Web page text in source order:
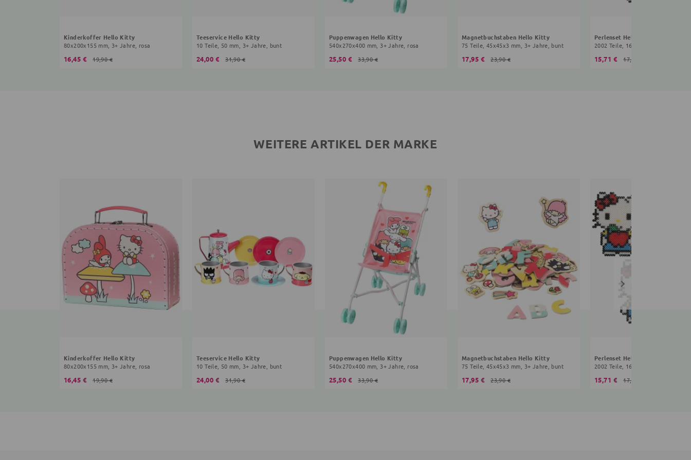
Kinderkoffer Hello Kitty
80x200x155 mm, 3+ Jahre, rosa
16,45 € 19,90 €
Teeservice Hello Kitty
10 Teile, 50 mm, 3+ Jahre, bunt
24,00 € 31,90 €
Puppenwagen Hello Kitty
540x270x400 mm, 3+ Jahre, rosa
25,50 € 33,90 €
Magnetbuchstaben Hello Kitty
75 Teile, 45x45x3 mm, 3+ Jahre, bunt
17,95 € 23,90 €
Perlenset Hello Kitty
2002 Teile, 16x10x0,5 cm, 3+
15,71 € 17,90 €
WEITERE ARTIKEL DER MARKE
Kinderkoffer Hello Kitty
80x200x155 mm, 3+ Jahre, rosa
16,45 € 19,90 €
Teeservice Hello Kitty
10 Teile, 50 mm, 3+ Jahre, bunt
24,00 € 31,90 €
Puppenwagen Hello Kitty
540x270x400 mm, 3+ Jahre, rosa
25,50 € 33,90 €
Magnetbuchstaben Hello Kitty
75 Teile, 45x45x3 mm, 3+ Jahre, bunt
17,95 € 23,90 €
Perlenset Hello Kitty
2002 Teile, 16x10x0,5 cm, 3+
15,71 € 17,90 €